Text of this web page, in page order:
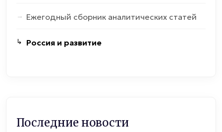
Ежегодный сборник аналитических статей
Россия и развитие
Последние новости